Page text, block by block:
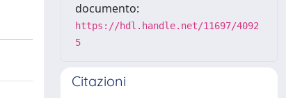
documento:
https://hdl.handle.net/11697/4092
5
Citazioni